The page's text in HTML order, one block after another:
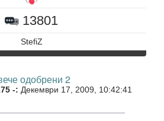
13801
StefiZ
одобрени 2
-: Декември 17, 2009, 10:42:41